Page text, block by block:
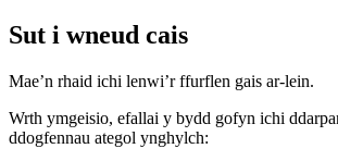
Sut i wneud cais
Mae’n rhaid ichi lenwi’r ffurflen gais ar-lein.
Wrth ymgeisio, efallai y bydd gofyn ichi
ddogfennau ategol ynghylch: